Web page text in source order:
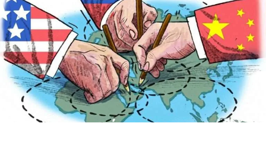
Meta
Accedi
Feed dei contenuti
Feed dei commenti
WordPress.org
oscuro
della
fede